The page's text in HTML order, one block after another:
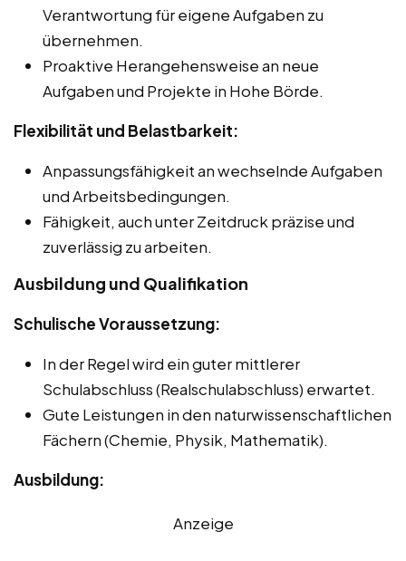
Verantwortung für eigene Aufgaben zu
übernehmen.
Proaktive Herangehensweise an neue
Aufgaben und Projekte in Hohe Börde.
Flexibilität und Belastbarkeit:
Anpassungsfähigkeit an wechselnde Aufgaben
und Arbeitsbedingungen.
Fähigkeit, auch unter Zeitdruck präzise und
zuverlässig zu arbeiten.
Ausbildung und Qualifikation
Schulische Voraussetzung:
In der Regel wird ein guter mittlerer
Schulabschluss (Realschulabschluss) erwartet.
Gute Leistungen in den naturwissenschaftlichen
Fächern (Chemie, Physik, Mathematik).
Ausbildung:
Anzeige